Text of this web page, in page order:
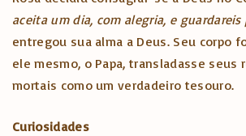
aceita um dia, com alegria, e guardareis
entregou sua alma a Deus. Seu corpo
ele mesmo, o Papa, transladasse
mortais como um verdadeiro tesouro.
Curiosidades